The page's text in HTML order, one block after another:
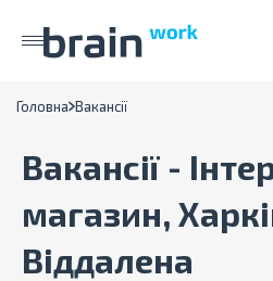
Головна Вакансії
Вакансії -
магазин,
Віддалена